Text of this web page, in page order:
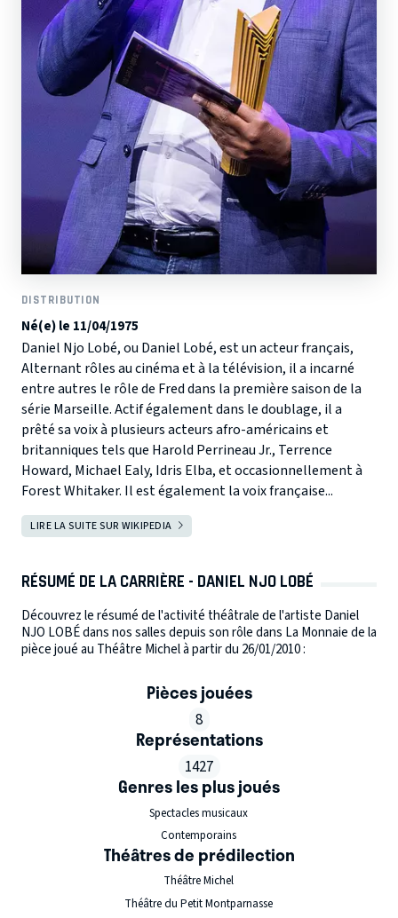
DISTRIBUTION
Né(e) le 11/04/1975
Daniel Njo Lobé, ou Daniel Lobé, est un acteur français,
Alternant rôles au cinéma et à la télévision, il a incarné
entre autres le rôle de Fred dans la première saison de la
série Marseille. Actif également dans le doublage, il a
prêté sa voix à plusieurs acteurs afro-américains et
britanniques tels que Harold Perrineau Jr., Terrence
Howard, Michael Ealy, Idris Elba, et occasionnellement à
Forest Whitaker. Il est également la voix française...
LIRE LA SUITE SUR WIKIPEDIA
RÉSUMÉ DE LA CARRIÈRE - DANIEL NJO LOBÉ
Découvrez le résumé de l'activité théâtrale de l'artiste Daniel
NJO LOBÉ dans nos salles depuis son rôle dans La Monnaie de la
pièce joué au Théâtre Michel à partir du 26/01/2010 :
Pièces jouées
8
Représentations
1427
Genres les plus joués
Spectacles musicaux
Contemporains
Théâtres de prédilection
Théâtre Michel
Théâtre du Petit Montparnasse